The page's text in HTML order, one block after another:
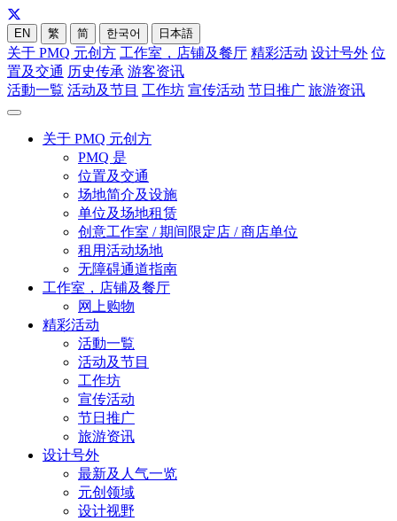
EN 繁 简 한국어 日本語
关于 PMQ 元创方 工作室，店铺及餐厅 精彩活动 设计号外 位
置及交通 历史传承 游客资讯
活動一覧 活动及节目 工作坊 宣传活动 节日推广 旅游资讯
关于 PMQ 元创方
PMQ 是
位置及交通
场地简介及设施
单位及场地租赁
创意工作室 / 期间限定店 / 商店单位
租用活动场地
无障碍通道指南
工作室，店铺及餐厅
网上购物
精彩活动
活動一覧
活动及节目
工作坊
宣传活动
节日推广
旅游资讯
设计号外
最新及人气一览
元创领域
设计视野